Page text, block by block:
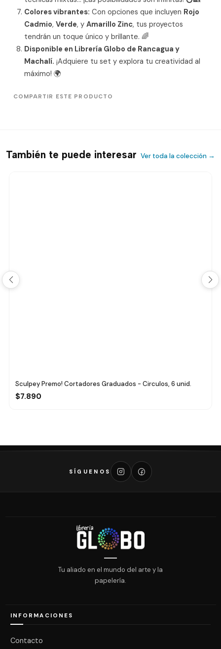
Colores vibrantes: Con opciones que incluyen Rojo
Cadmio, Verde, y Amarillo Zinc, tus proyectos
tendrán un toque único y brillante. 🌈
Disponible en Librería Globo de Rancagua y
Machalí. ¡Adquiere tu set y explora tu creatividad al
máximo! 🌍
COMPARTIR ESTE PRODUCTO
También te puede interesar Ver toda la colección →
Sculpey Premo! Cortadores Graduados - Circulos, 6 unid.
$7.890
SÍGUENOS
Tu aliado en el mundo del arte y la
papelería.
INFORMACIONES
Contacto